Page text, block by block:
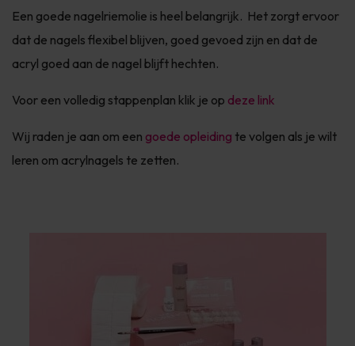
Een goede nagelriemolie is heel belangrijk. Het zorgt ervoor
dat de nagels flexibel blijven, goed gevoed zijn en dat de
acryl goed aan de nagel blijft hechten.
Voor een volledig stappenplan klik je op deze link
Wij raden je aan om een goede opleiding te volgen als je wilt
leren om acrylnagels te zetten.